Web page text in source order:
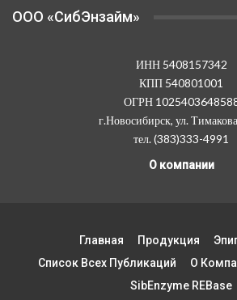
OOO «СибЭнзайм»
ИНН 5408157342
КПП 540801001
ОГРН
г.Новосибирск, ул.
тел. (383)333-4991
О компании
Главная Продукция
Список Всех Публикаций
О
SibEnzyme REBase